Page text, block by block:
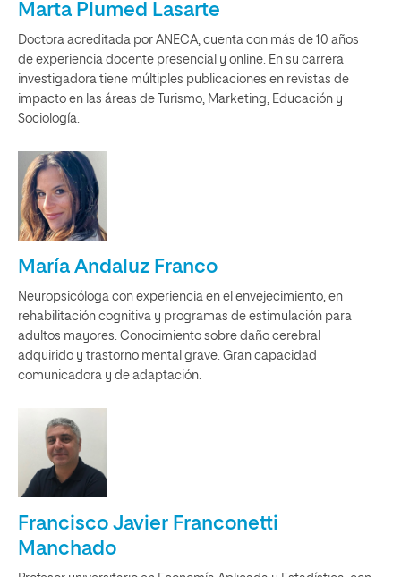
Marta Plumed Lasarte
Doctora acreditada por ANECA, cuenta con más de 10 años
de experiencia docente presencial y online. En su carrera
investigadora tiene múltiples publicaciones en revistas de
impacto en las áreas de Turismo, Marketing, Educación y
Sociología.
María Andaluz Franco
Neuropsicóloga con experiencia en el envejecimiento, en
rehabilitación cognitiva y programas de estimulación para
adultos mayores. Conocimiento sobre daño cerebral
adquirido y trastorno mental grave. Gran capacidad
comunicadora y de adaptación.
Francisco Javier Franconetti
Manchado